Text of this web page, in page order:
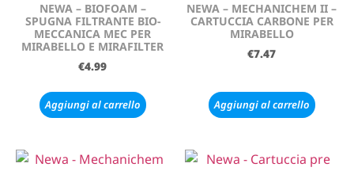
NEWA – BIOFOAM –
SPUGNA FILTRANTE BIO-
MECCANICA MEC PER
MIRABELLO E MIRAFILTER
€4.99
Aggiungi al carrello
NEWA – MECHANICHEM II –
CARTUCCIA CARBONE PER
MIRABELLO
€7.47
Aggiungi al carrello